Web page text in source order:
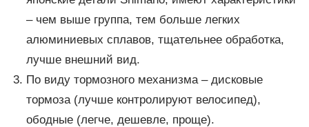
– чем выше группа, тем больше легких
алюминиевых сплавов, тщательнее обработка,
лучше внешний вид.
По виду тормозного механизма – дисковые
тормоза (лучше контролируют велосипед),
ободные (легче, дешевле, проще).